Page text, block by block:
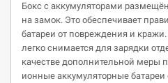
Бокс с аккумуляторами
на замок. Это обеспечивает
батареи от повреждения и
легко снимается для зарядки
качестве дополнительной меры
ионные аккумуляторные